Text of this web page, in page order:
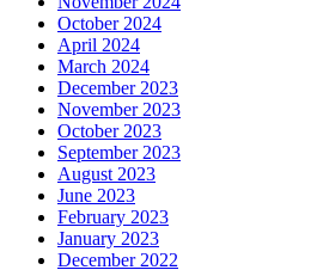
October 2024
April 2024
March 2024
December 2023
November 2023
October 2023
September 2023
August 2023
June 2023
February 2023
January 2023
December 2022